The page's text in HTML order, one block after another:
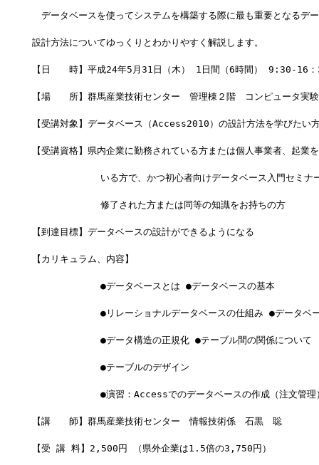
データベースを使ってシステムを構築する際に最も重要となるデ
設計方法についてゆっくりとわかりやすく解説します。
【日　　時】平成24年5月31日（木） 1日間（6時間） 9:30-16
【場　　所】群馬産業技術センター　管理棟２階　コンピュータ実
【受講対象】データベース（Access2010）の設計方法を学びたい
【受講資格】県内企業に勤務されている方または個人事業者、起業
いる方で、かつ初心者向けデータベース入門セミナ
            修了された方または同等の知識をお持ちの方
【到達目標】データベースの設計ができるようになる
【カリキュラム、内容】
            ●データベースとは ●データベースの基本
●リレーショナルデータベースの仕組み ●データベ
            ●データ構造の正規化 ●テーブル間の関係について
            ●テーブルのデザイン
●演習：Accessでのデータベースの作成（注文管理
【講　　師】群馬産業技術センター　情報技術係　石黒　聡
【受 講 料】2,500円 （県外企業は1.5倍の3,750円）